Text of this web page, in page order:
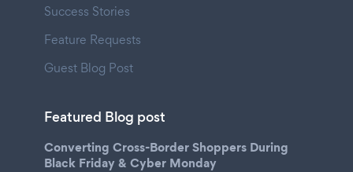
Success Stories
Feature Requests
Guest Blog Post
Featured Blog post
Converting Cross-Border Shoppers During
Black Friday & Cyber Monday